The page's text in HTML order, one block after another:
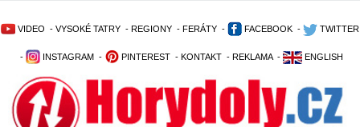
VIDEO - VYSOKÉ TATRY - REGIONY - FERÁTY - FACEBOOK - TWITTER
- INSTAGRAM - PINTEREST - KONTAKT - REKLAMA - ENGLISH